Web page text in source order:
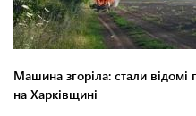
Машина згоріла: стали відомі
на Харківщині